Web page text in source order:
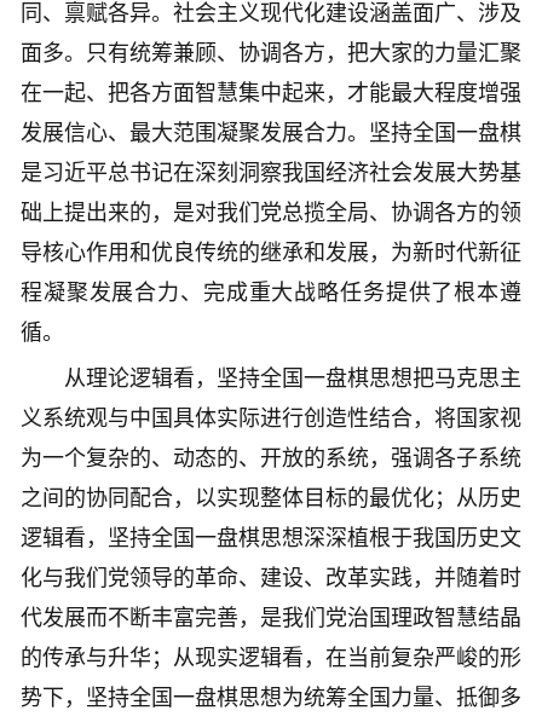
同、禀赋各异。社会主义现代化建设涵盖面广、涉及
面多。只有统筹兼顾、协调各方，把大家的力量汇聚
在一起、把各方面智慧集中起来，才能最大程度增强
发展信心、最大范围凝聚发展合力。坚持全国一盘棋
是习近平总书记在深刻洞察我国经济社会发展大势基
础上提出来的，是对我们党总揽全局、协调各方的领
导核心作用和优良传统的继承和发展，为新时代新征
程凝聚发展合力、完成重大战略任务提供了根本遵
循。
从理论逻辑看，坚持全国一盘棋思想把马克思主
义系统观与中国具体实际进行创造性结合，将国家视
为一个复杂的、动态的、开放的系统，强调各子系统
之间的协同配合，以实现整体目标的最优化；从历史
逻辑看，坚持全国一盘棋思想深深植根于我国历史文
化与我们党领导的革命、建设、改革实践，并随着时
代发展而不断丰富完善，是我们党治国理政智慧结晶
的传承与升华；从现实逻辑看，在当前复杂严峻的形
势下，坚持全国一盘棋思想为统筹全国力量、抵御多